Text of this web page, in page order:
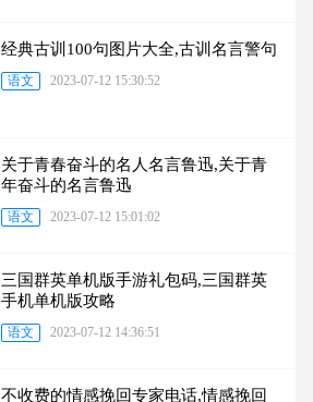
经典古训100句图片大全,古训名言警句
语文 2023-07-12 15:30:52
关于青春奋斗的名人名言鲁迅,关于青
年奋斗的名言鲁迅
语文 2023-07-12 15:01:02
三国群英单机版手游礼包码,三国群英
手机单机版攻略
语文 2023-07-12 14:36:51
不收费的情感挽回专家电话,情感挽回